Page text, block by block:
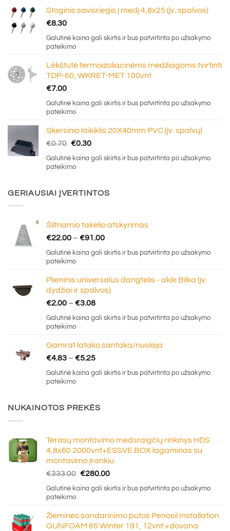
Stoginis savisriegis į medį 4,8x25 (įv. spalvos)
€8.30
Galutinė kaina gali skirtis ir bus patvirtinta po užsakymo
pateikimo
Lėkštutė termoizoliacinėms medžiagoms tvirtinti
TDP-60, WKRET-MET 100vnt
€7.00
Galutinė kaina gali skirtis ir bus patvirtinta po užsakymo
pateikimo
Skersinio laikiklis 20X40mm PVC (įv. spalvų)
€0.70 Original
price
was:
€0.30Current
price
is:
Galutinė kaina gali skirtis ir bus patvirtinta po užsakymo
pateikimo
GERIAUSIAI ĮVERTINTOS
Šiltnamio takelio atskyrimas
€22.00 – €91.00Price
range:
€91.00
Galutinė kaina gali skirtis ir bus patvirtinta po užsakymo
pateikimo
Plieninis universalus dangtelis - aklė Bilka (įv.
dydžiai ir spalvos)
€2.00 – €3.08Price
range:
€3.08
Galutinė kaina gali skirtis ir bus patvirtinta po užsakymo
pateikimo
Gamrat latako santaka/nuolaja
€4.83 – €5.25Price
range:
Galutinė kaina gali skirtis ir bus patvirtinta po užsakymo
pateikimo
NUKAINOTOS PREKĖS
Terasų montavimo medsraigčių rinkinys HDS
4,8x60 2000vnt+ESSVE BOX lagaminas su
montavimo įrankiu
€333.00 Original
price
was:
€280.00Current
price
Galutinė kaina gali skirtis ir bus patvirtinta po užsakymo
pateikimo
Žieminės sandarinimo putos Penosil Installation
GUNFOAM 65 Winter 191, 12vnt.+dovana